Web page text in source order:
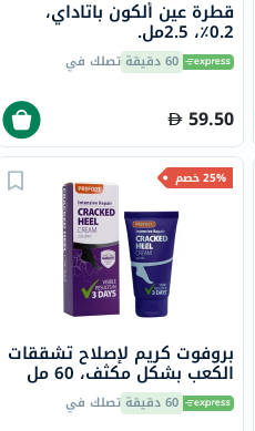
قطرة عين ألكون باتاداي،
0.2٪، 2.5مل.
60 دقيقة تصلك في
59.50
25% خصم
بروفوت كريم لإصلاح تشققات
الكعب بشكل مكثف، 60 مل
60 دقيقة تصلك في